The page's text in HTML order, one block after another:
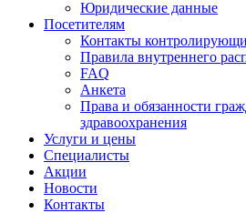
Юридические данные
Посетителям
Контакты
Правила внутреннего
FAQ
Анкета
Права и обязанности
здравоохранения
Услуги и цены
Специалисты
Акции
Новости
Контакты